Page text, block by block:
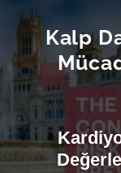
Kalp